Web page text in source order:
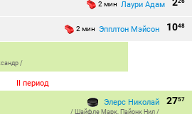
2 мин Лаури Адам
1048
2 мин Эпплтон Мэйсон
/
II период
2757
Элерс Николай
/ Шайфле Марк, Пайонк Нил /